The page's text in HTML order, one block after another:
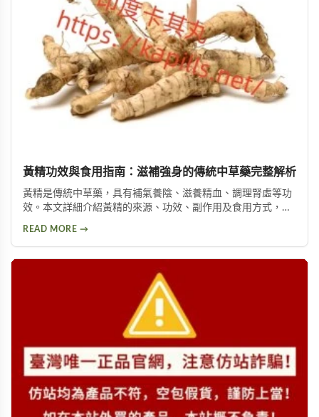
黃精功效與食用指南：滋補強身的傳統中草藥完整解析
黃精是傳統中草藥，具有補氣養陰、滋養精血、調理腎虛等功
效。本文詳細介紹黃精的來源、功效、副作用及食用方式，包
READ MORE →